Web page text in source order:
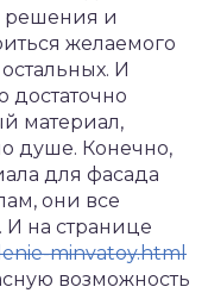
решения и
желаемого
И
достаточно
материал,
душе. Конечно,
для фасада
они все
И на странице
minvatoy.html
возможность